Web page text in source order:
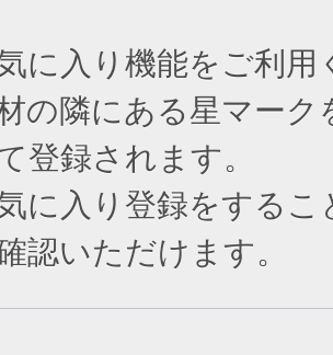
に入り機能をご利用
の隣にある星マー
登録されます。
に入り登録をする
認いただけます。